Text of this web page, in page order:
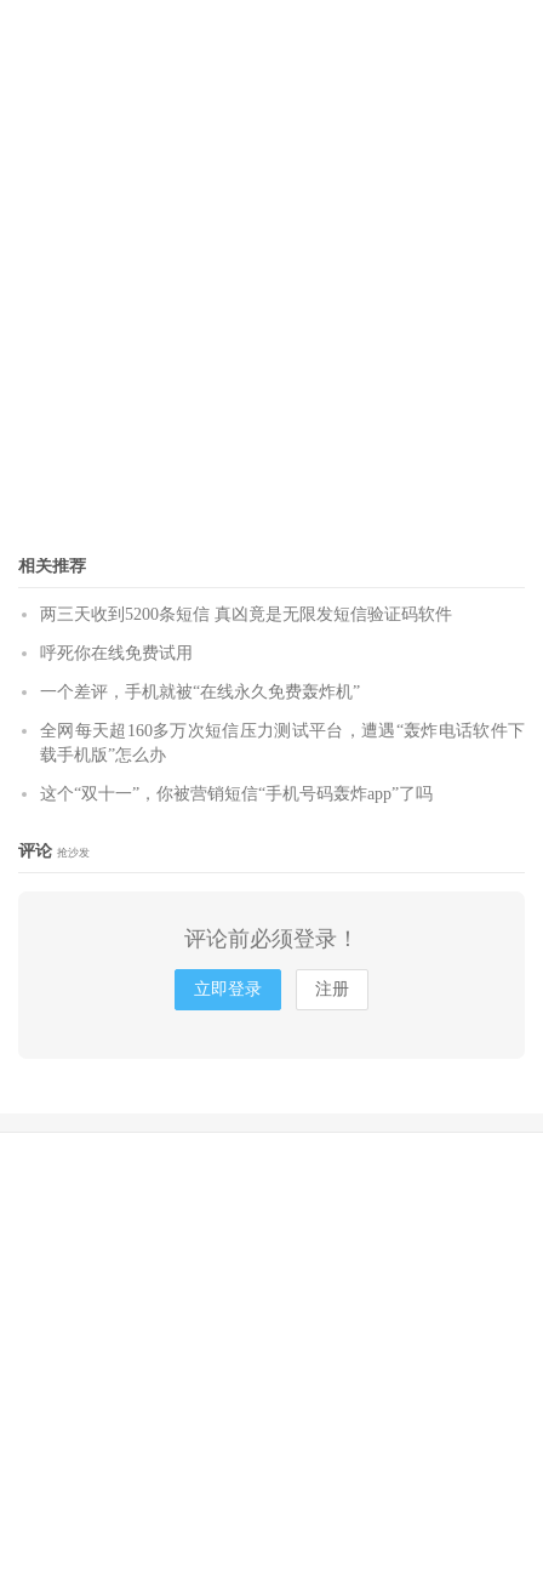
相关推荐
两三天收到5200条短信 真凶竟是无限发短信验证码软件
呼死你在线免费试用
一个差评，手机就被“在线永久免费轰炸机”
全网每天超160多万次短信压力测试平台，遭遇“轰炸电话软件下
载手机版”怎么办
这个“双十一”，你被营销短信“手机号码轰炸app”了吗
评论 抢沙发
评论前必须登录！
立即登录 注册